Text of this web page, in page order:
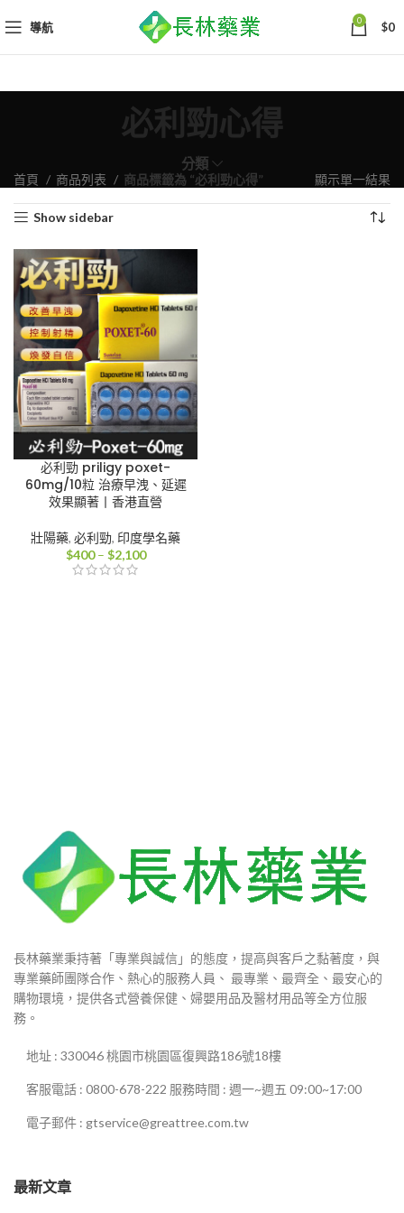
導航 0 $0
必利勁心得
分類
首頁 商品列表 商品標籤為 “必利勁心得” 顯示單一結果
Show sidebar
必利勁 priligy poxet-
60mg/10粒 治療早洩、延遲
效果顯著丨香港直營
壯陽藥, 必利勁, 印度學名藥
$400 – $2,100價
長林藥業秉持著「專業與誠信」的態度，提高與客戶之黏著度，與
專業藥師團隊合作、熱心的服務人員、 最專業、最齊全、最安心的
購物環境，提供各式營養保健、婦嬰用品及醫材用品等全方位服
務。
地址 : 330046 桃園市桃園區復興路186號18樓
客服電話 : 0800-678-222 服務時間 : 週一~週五 09:00~17:00
電子郵件 : gtservice@greattree.com.tw
最新文章